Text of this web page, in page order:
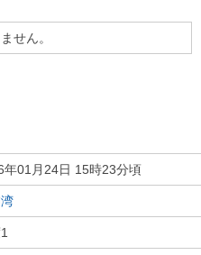
せん。
年01月24日 15時23分頃